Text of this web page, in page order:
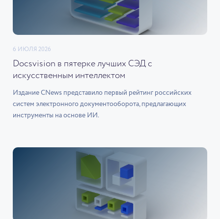
6 ИЮЛЯ 2026
Docsvision в пятерке лучших СЭД с
искусственным интеллектом
Издание CNews представило первый рейтинг российских
систем электронного документооборота, предлагающих
инструменты на основе ИИ.